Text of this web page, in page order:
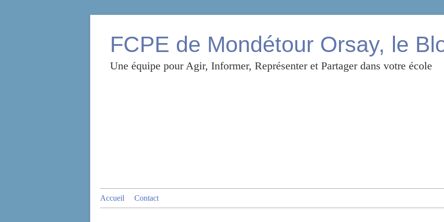
FCPE de Mondétour Orsay, le
Une équipe pour Agir, Informer, Représenter et Partager dans votre école
Accueil Contact